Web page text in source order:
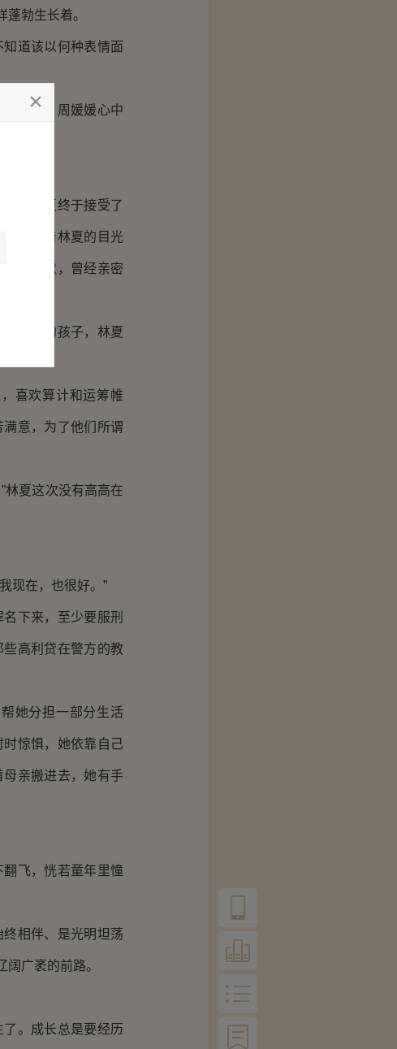
勃生长着。
道该以何种表情面
专业。周媛媛心中
为林夏终于接受了
因此看林夏的目光
的沉默，曾经亲密
他们的孩子，林夏
喜欢算计和运筹帷
意，为了他们所谓
夏这次没有高高在
现在，也很好。”
下来，至少要服刑
高利贷在警方的教
她分担一部分生活
惊惧，她依靠自己
亲搬进去，她有手
飞，恍若童年里憧
相伴、是光明坦荡
广袤的前路。
。成长总是要经历